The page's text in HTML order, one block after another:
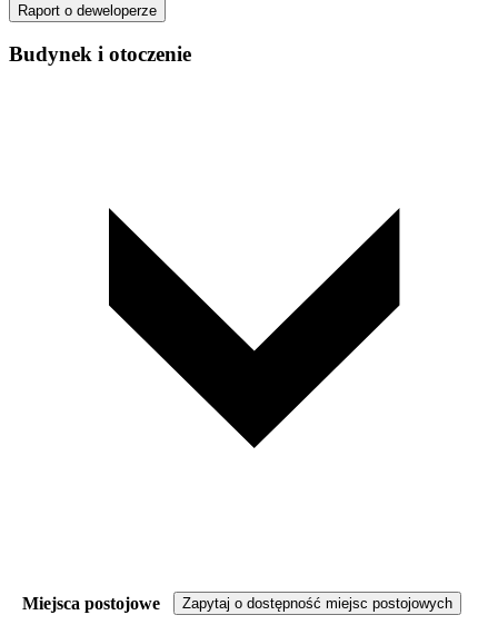
Raport o deweloperze
Budynek i otoczenie
Miejsca postojowe Zapytaj o dostępność miejsc postojowych